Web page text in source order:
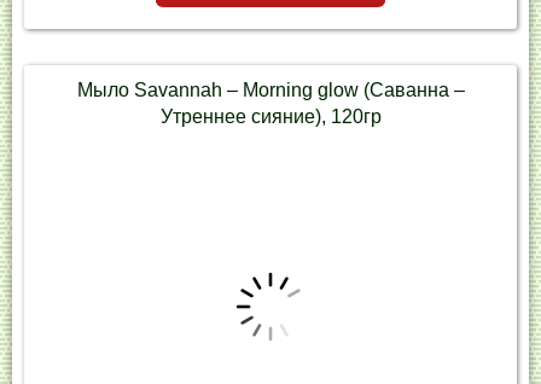
Мыло Savannah – Morning glow (Саванна –
Утреннее сияние), 120гр